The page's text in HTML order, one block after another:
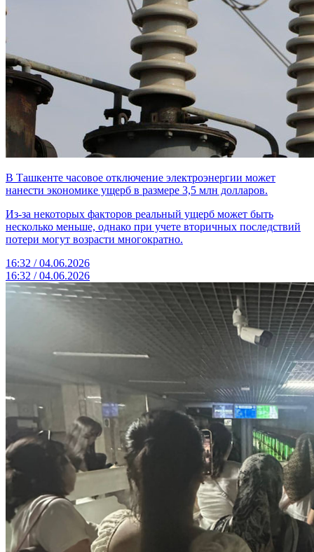
В Ташкенте часовое отключение электроэнергии может
нанести экономике ущерб в размере 3,5 млн долларов.
Из-за некоторых факторов реальный ущерб может быть
несколько меньше, однако при учете вторичных последствий
потери могут возрасти многократно.
16:32 / 04.06.2026
16:32 / 04.06.2026